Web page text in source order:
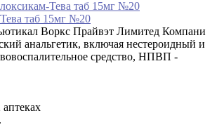
таб 15мг №20
Воркс Прайвэт Лимитед Компани
анальгетик, включая нестероидный и
средство, НПВП -